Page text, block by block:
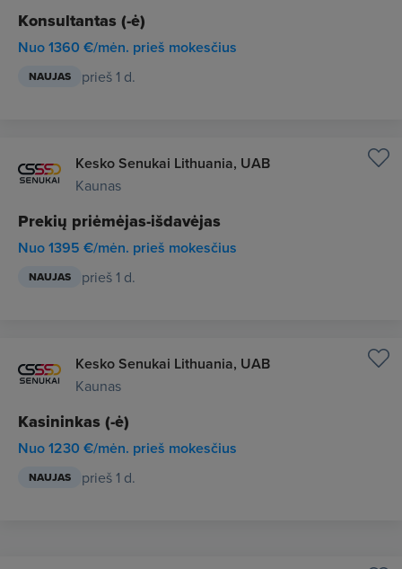
Konsultantas (-ė)
Nuo 1360 €/mėn. prieš mokesčius
NAUJAS prieš 1 d.
Kesko Senukai Lithuania, UAB
Kaunas
Prekių priėmėjas-išdavėjas
Nuo 1395 €/mėn. prieš mokesčius
NAUJAS prieš 1 d.
Kesko Senukai Lithuania, UAB
Kaunas
Kasininkas (-ė)
Nuo 1230 €/mėn. prieš mokesčius
NAUJAS prieš 1 d.